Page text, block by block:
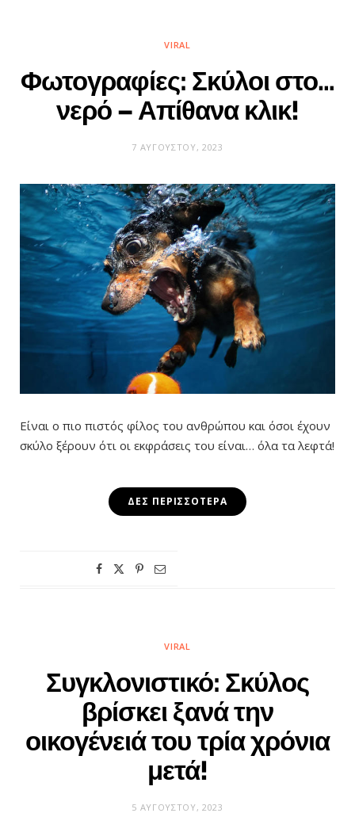
VIRAL
Φωτογραφίες: Σκύλοι στο…
νερό – Απίθανα κλικ!
7 ΑΥΓΟΎΣΤΟΥ, 2023
Είναι ο πιο πιστός φίλος του ανθρώπου και όσοι έχουν
σκύλο ξέρουν ότι οι εκφράσεις του είναι… όλα τα λεφτά!
ΔΕΣ ΠΕΡΙΣΣΌΤΕΡΑ
VIRAL
Συγκλονιστικό: Σκύλος
βρίσκει ξανά την
οικογένειά του τρία χρόνια
μετά!
5 ΑΥΓΟΎΣΤΟΥ, 2023